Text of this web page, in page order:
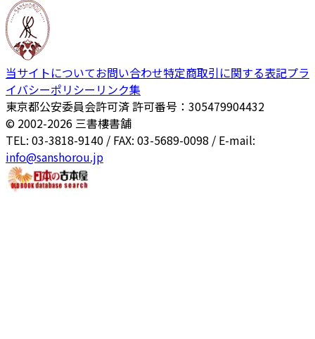
当サイトについてお問い合わせ特定商取引に関する表記プラ
イバシーポリシー リンク集
東京都公安委員会許可済 許可番号：305479904432
© 2002-2026 三書樓書舗
TEL: 03-3818-9140 / FAX: 03-5689-0098 / E-mail:
info@sanshorou.jp